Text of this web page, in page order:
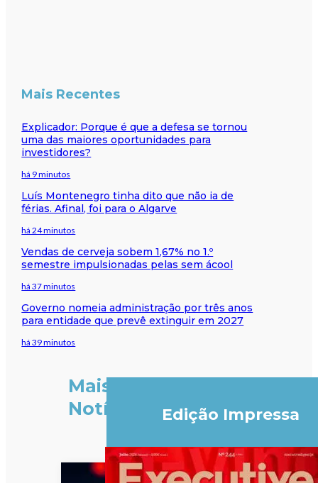
Mais Recentes
Explicador: Porque é que a defesa se tornou
uma das maiores oportunidades para
investidores?
há 9 minutos
Luís Montenegro tinha dito que não ia de
férias. Afinal, foi para o Algarve
há 24 minutos
Vendas de cerveja sobem 1,67% no 1.º
semestre impulsionadas pelas sem ácool
há 37 minutos
Governo nomeia administração por três anos
para entidade que prevê extinguir em 2027
há 39 minutos
Mais
Notícias
Edição Impressa